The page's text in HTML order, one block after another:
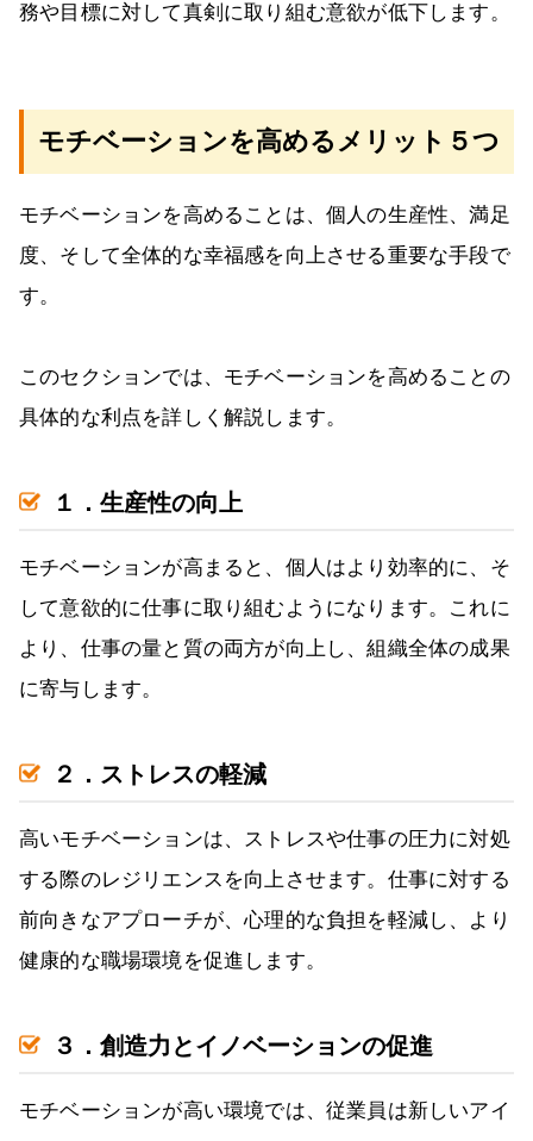
務や目標に対して真剣に取り組む意欲が低下します。
モチベーションを高めるメリット５つ
モチベーションを高めることは、個人の生産性、満足
度、そして全体的な幸福感を向上させる重要な手段で
す。
このセクションでは、モチベーションを高めることの
具体的な利点を詳しく解説します。
１．生産性の向上
モチベーションが高まると、個人はより効率的に、そ
して意欲的に仕事に取り組むようになります。これに
より、仕事の量と質の両方が向上し、組織全体の成果
に寄与します。
２．ストレスの軽減
高いモチベーションは、ストレスや仕事の圧力に対処
する際のレジリエンスを向上させます。仕事に対する
前向きなアプローチが、心理的な負担を軽減し、より
健康的な職場環境を促進します。
３．創造力とイノベーションの促進
モチベーションが高い環境では、従業員は新しいアイ